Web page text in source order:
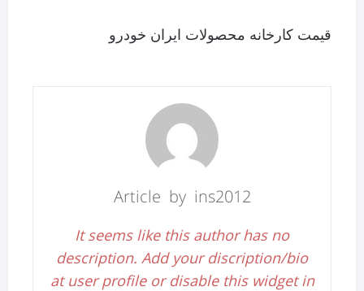
قیمت کارخانه محصولات ایران خودرو
Article by ins2012
It seems like this author has no
description. Add your discription/bio
at user profile or disable this widget in